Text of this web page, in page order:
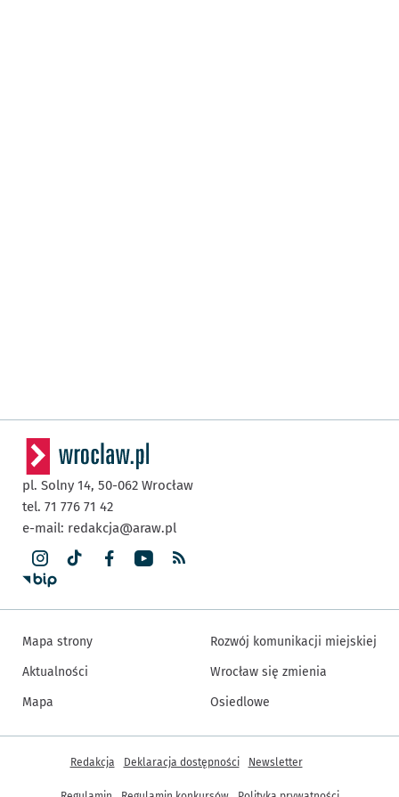
pl. Solny 14, 50-062 Wrocław
tel. 71 776 71 42
e-mail: redakcja@araw.pl
Mapa strony
Aktualności
Mapa
Rozwój komunikacji miejskiej
Wrocław się zmienia
Osiedlowe
Inne informacje
Redakcja Deklaracja dostępności Newsletter